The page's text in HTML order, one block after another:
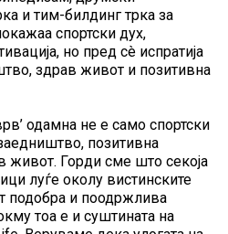
и тим-билдинг трка за
спортски дух,
но пред сè испратија
здрав живот и позитивна
одамна не е само спортски
позитивна
живот. Горди сме што секоја
луѓе околу вистинските
подобра и поодржлива
тоа е и суштината на